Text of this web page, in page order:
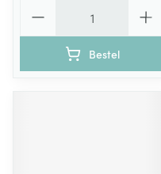
Bestel